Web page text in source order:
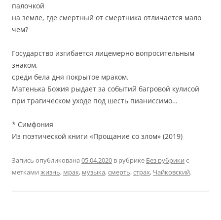
палочкой
на земле, где смертный от смертника отличается мало
чем?
Государство изгибается лицемерно вопросительным
знаком,
среди бела дня покрытое мраком.
Матенька Божия рыдает за событий багровой кулисой
при трагическом уходе под шесть пианиссимо…
* Симфония
Из поэтической книги «Прощание со злом» (2019)
Запись опубликована 05.04.2020 в рубрике Без рубрики с
метками жизнь, мрак, музыка,смерть,страх, Чайковский.